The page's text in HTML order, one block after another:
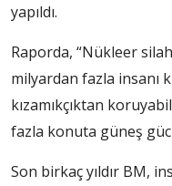
yapıldı.
Raporda, “Nükleer
milyardan fazla insanı
kızamıkçıktan
fazla konuta güneş
Son birkaç yıldır BM,